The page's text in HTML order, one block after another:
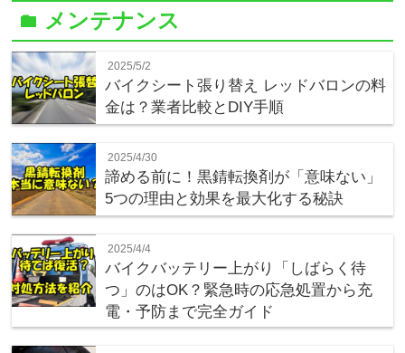
folder メンテナンス
2025/5/2
バイクシート張り替え レッドバロンの料
金は？業者比較とDIY手順
2025/4/30
諦める前に！黒錆転換剤が「意味ない」
5つの理由と効果を最大化する秘訣
2025/4/4
バイクバッテリー上がり「しばらく待
つ」のはOK？緊急時の応急処置から充
電・予防まで完全ガイド